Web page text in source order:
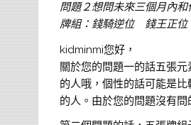
問題２想問未來三個月內
牌組：錢騎逆位 錢王正
kidminmi您好，
關於您的問題一的話五張
的人哦，個性的話可能是
的人。由於您的問題沒有